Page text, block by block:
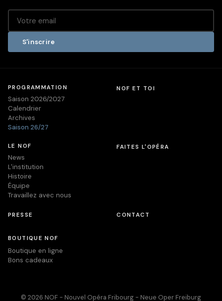
S'inscrire
PROGRAMMATION
Saison 2026/2027
Calendrier
Archives
Saison 26/27
NOF ET TOI
LE NOF
News
L'institution
Histoire
Équipe
Travaillez avec nous
FAITES L'OPÉRA
PRESSE CONTACT
BOUTIQUE NOF
Boutique en ligne
Bons cadeaux
© 2026 NOF - Nouvel Opéra Fribourg - Neue Oper Freiburg